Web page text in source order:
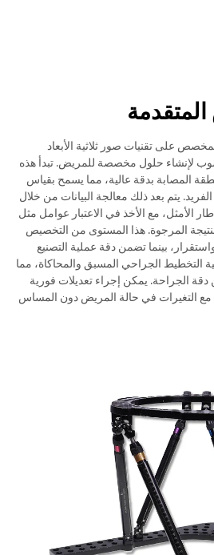
على تقنيات صور ثلاثية الأبعاد
لإنشاء حلول مخصصة للمريض. تبدأ هذه
المصابة بدقة عالية، مما يسمح بقياس
يتم بعد ذلك معالجة البيانات من خلال
الأمثل، مع الأخذ في الاعتبار عوامل مثل
المرجوة. هذا المستوى من التخصيص
بينما تضمن دقة عملية التصنيع
التخطيط الجراحي المسبق والمحاكاة، مما
الجراحة. يمكن إجراء تعديلات فورية
مع التغيرات في حالة المريض دون المساس